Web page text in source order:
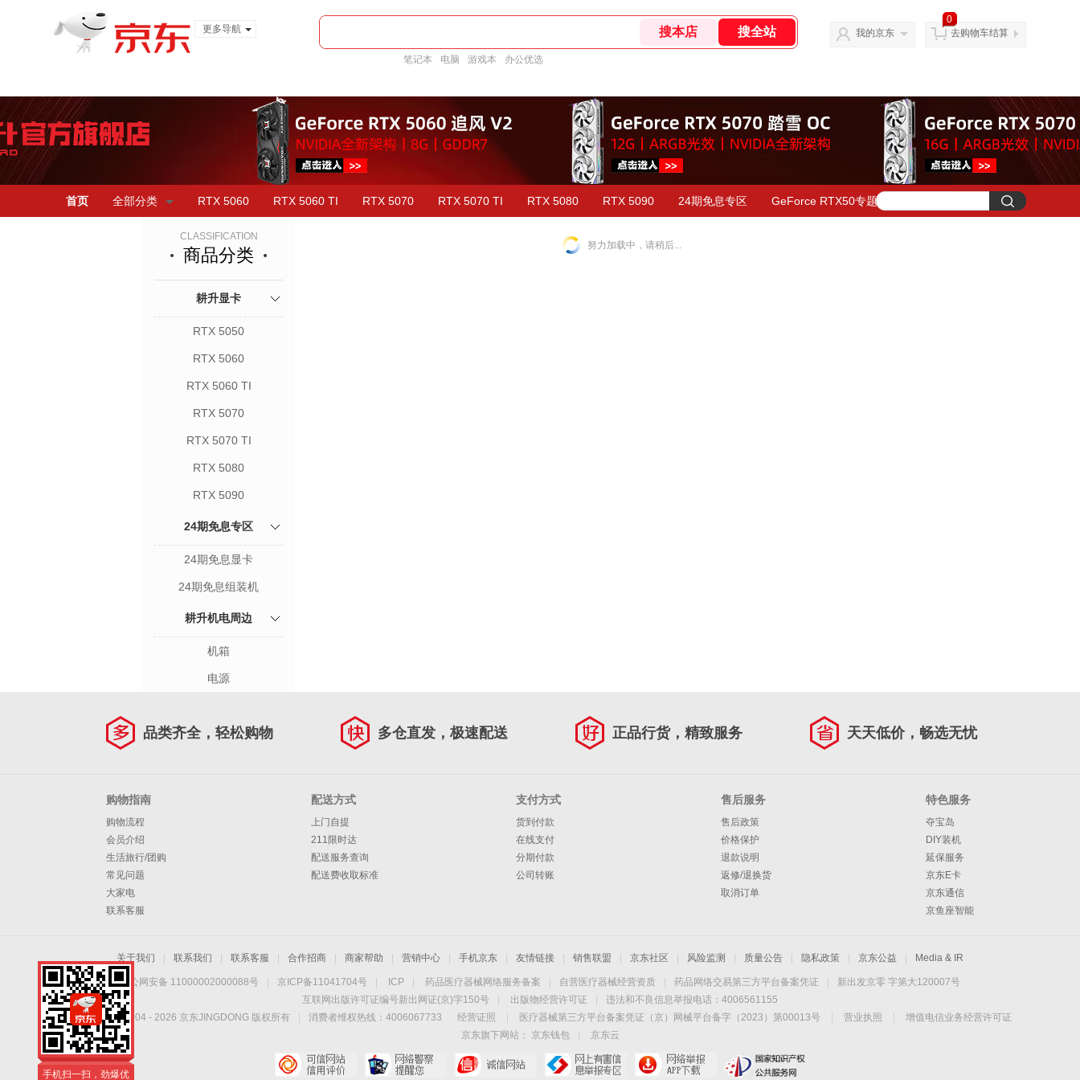
更多导航
笔记本 电脑 游戏本 办公优选
我的京东
0
去购物车结算
首页 全部分类 RTX 5060 RTX 5060 TI RTX 5070 RTX 5070 TI RTX 5080 RTX 5090 24期免息专区 GeForce RTX50专题页
CLASSIFICATION
商品分类
耕升显卡
RTX 5050
RTX 5060
RTX 5060 TI
RTX 5070
RTX 5070 TI
RTX 5080
RTX 5090
24期免息专区
24期免息显卡
24期免息组装机
耕升机电周边
机箱
电源
努力加载中，请稍后...
品类齐全，轻松购物 多仓直发，极速配送 正品行货，精致服务 天天低价，畅选无忧
购物指南
购物流程
会员介绍
生活旅行/团购
常见问题
大家电
联系客服
配送方式
上门自提
211限时达
配送服务查询
配送费收取标准
支付方式
货到付款
在线支付
分期付款
公司转账
售后服务
售后政策
价格保护
退款说明
返修/退换货
取消订单
特色服务
夺宝岛
DIY装机
延保服务
京东E卡
京东通信
京鱼座智能
关于我们 联系我们 联系客服 合作招商 商家帮助 营销中心 手机京东 友情链接 销售联盟 京东社区 风险监测 质量公告 隐私政策 京东公益 Media & IR
京公网安备 11000002000088号 京ICP备11041704号 ICP 药品医疗器械网络服务备案 自营医疗器械经营资质 药品网络交易第三方平台备案凭证
新出发京零 字第大120007号
互联网出版许可证编号新出网证(京)字150号
出版物经营许可证
违法和不良信息举报电话：4006561155
Copyright © 2004 - 2026 京东JINGDONG 版权所有 消费者维权热线：4006067733 经营证照 医疗器械第三方平台备案凭证（京）网械平台备字（2023）第00013号 营业执照
增值电信业务经营许可证
京东旗下网站：
京东钱包
京东云
手机扫一扫，劲爆优
惠触手可得！
手机扫一扫，劲爆优